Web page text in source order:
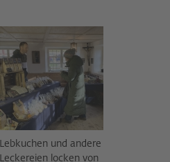
Lebkuchen und andere
Leckereien locken von